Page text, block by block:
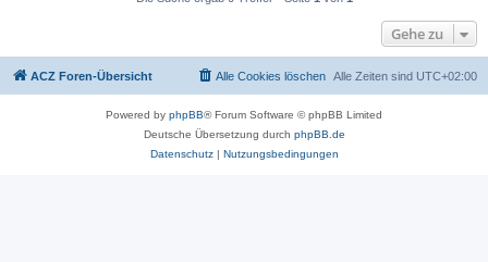
Gehe zu
ACZ Foren-Übersicht Alle Zeiten sind UTC+02:00
Alle Cookies löschen
Powered by phpBB® Forum Software © phpBB Limited
Deutsche Übersetzung durch phpBB.de
Datenschutz| Nutzungsbedingungen